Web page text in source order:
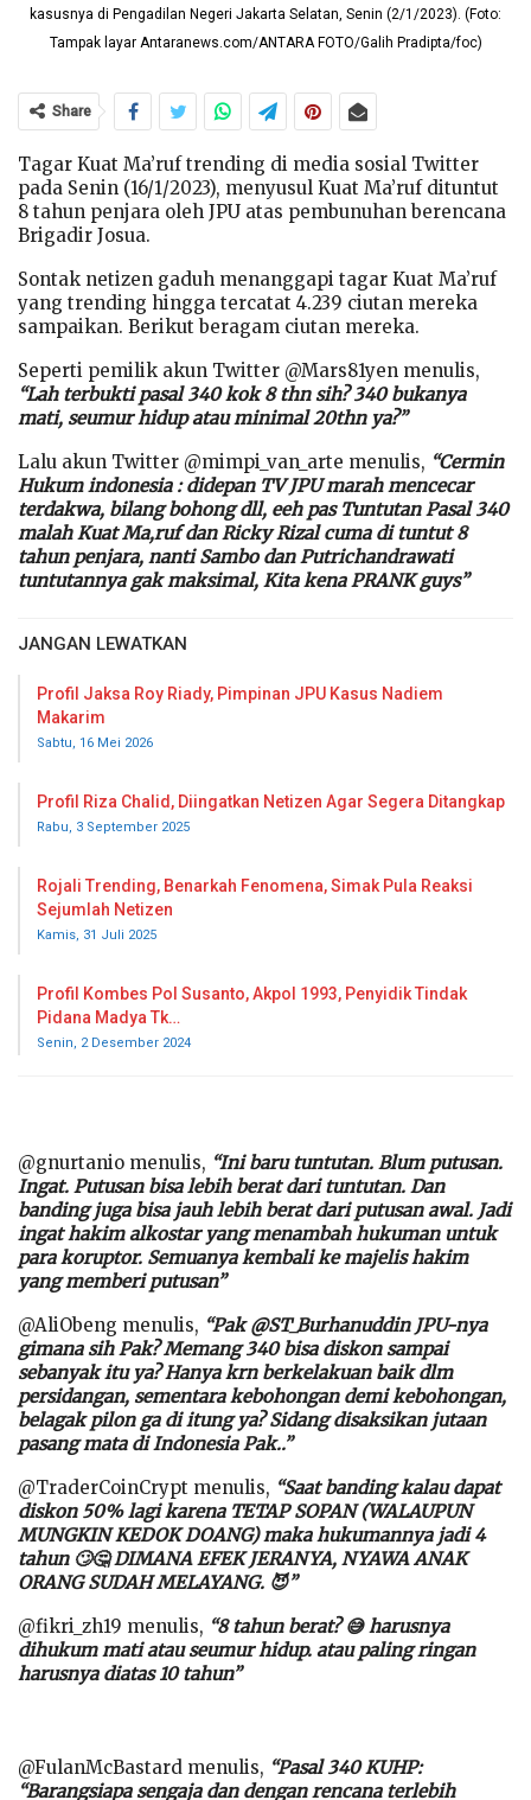
kasusnya di Pengadilan Negeri Jakarta Selatan, Senin (2/1/2023). (Foto:
Tampak layar Antaranews.com/ANTARA FOTO/Galih Pradipta/foc)
Share
Tagar Kuat Ma’ruf trending di media sosial Twitter
pada Senin (16/1/2023), menyusul Kuat Ma’ruf dituntut
8 tahun penjara oleh JPU atas pembunuhan berencana
Brigadir Josua.
Sontak netizen gaduh menanggapi tagar Kuat Ma’ruf
yang trending hingga tercatat 4.239 ciutan mereka
sampaikan. Berikut beragam ciutan mereka.
Seperti pemilik akun Twitter @Mars81yen menulis,
“Lah terbukti pasal 340 kok 8 thn sih? 340 bukanya
mati, seumur hidup atau minimal 20thn ya?”
Lalu akun Twitter @mimpi_van_arte menulis, “Cermin
Hukum indonesia : didepan TV JPU marah mencecar
terdakwa, bilang bohong dll, eeh pas Tuntutan Pasal 340
malah Kuat Ma,ruf dan Ricky Rizal cuma di tuntut 8
tahun penjara, nanti Sambo dan Putrichandrawati
tuntutannya gak maksimal, Kita kena PRANK guys”
JANGAN LEWATKAN
Profil Jaksa Roy Riady, Pimpinan JPU Kasus Nadiem
Makarim
Sabtu, 16 Mei 2026
Profil Riza Chalid, Diingatkan Netizen Agar Segera Ditangkap
Rabu, 3 September 2025
Rojali Trending, Benarkah Fenomena, Simak Pula Reaksi
Sejumlah Netizen
Kamis, 31 Juli 2025
Profil Kombes Pol Susanto, Akpol 1993, Penyidik Tindak
Pidana Madya Tk…
Senin, 2 Desember 2024
@gnurtanio menulis, “Ini baru tuntutan. Blum putusan.
Ingat. Putusan bisa lebih berat dari tuntutan. Dan
banding juga bisa jauh lebih berat dari putusan awal. Jadi
ingat hakim alkostar yang menambah hukuman untuk
para koruptor. Semuanya kembali ke majelis hakim
yang memberi putusan”
@AliObeng menulis, “Pak @ST_Burhanuddin JPU-nya
gimana sih Pak? Memang 340 bisa diskon sampai
sebanyak itu ya? Hanya krn berkelakuan baik dlm
persidangan, sementara kebohongan demi kebohongan,
belagak pilon ga di itung ya? Sidang disaksikan jutaan
pasang mata di Indonesia Pak..”
@TraderCoinCrypt menulis, “Saat banding kalau dapat
diskon 50% lagi karena TETAP SOPAN (WALAUPUN
MUNGKIN KEDOK DOANG) maka hukumannya jadi 4
tahun 🙄🤔 DIMANA EFEK JERANYA, NYAWA ANAK
ORANG SUDAH MELAYANG. 😈”
@fikri_zh19 menulis, “8 tahun berat? 😅 harusnya
dihukum mati atau seumur hidup. atau paling ringan
harusnya diatas 10 tahun”
@FulanMcBastard menulis, “Pasal 340 KUHP:
“Barangsiapa sengaja dan dengan rencana terlebih